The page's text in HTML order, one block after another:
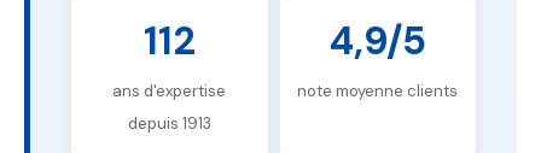
112
ans d'expertise
depuis 1913
4,9/5
note moyenne clients